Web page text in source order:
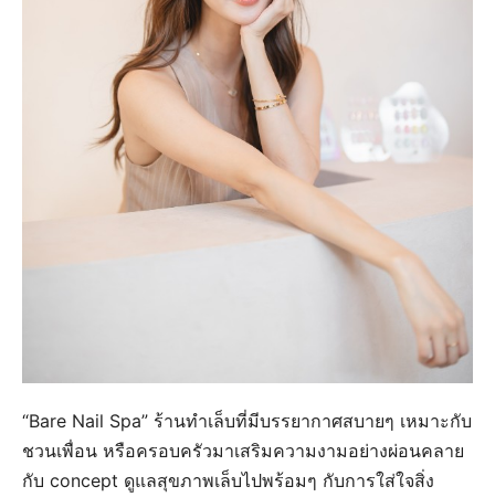
“Bare Nail Spa” ร้านทำเล็บที่มีบรรยากาศสบายๆ เหมาะกับ
ชวนเพื่อน หรือครอบครัวมาเสริมความงามอย่างผ่อนคลาย
กับ concept ดูแลสุขภาพเล็บไปพร้อมๆ กับการใส่ใจสิ่ง